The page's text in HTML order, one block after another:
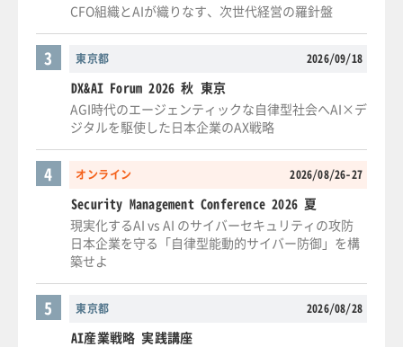
CFO組織とAIが織りなす、次世代経営の羅針盤
東京都 2026/09/18
3
DX&AI Forum 2026 秋 東京
AGI時代のエージェンティックな自律型社会へAI×デ
ジタルを駆使した日本企業のAX戦略
オンライン 2026/08/26-27
4
Security Management Conference 2026 夏
現実化するAI vs AI のサイバーセキュリティの攻防
日本企業を守る「自律型能動的サイバー防御」を構
築せよ
東京都 2026/08/28
5
AI産業戦略 実践講座